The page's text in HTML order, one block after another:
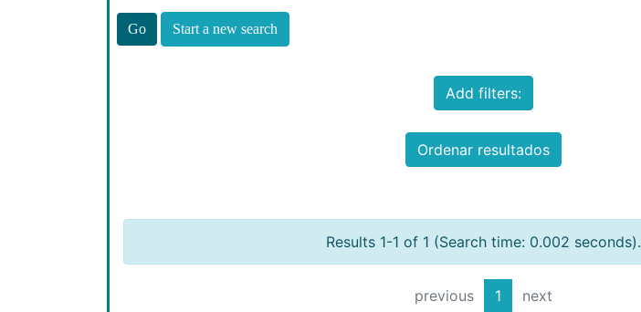
Start a new search
Add filters:
Ordenar resultados
Results 1-1 of 1 (Search time: 0.002 seconds).
previous 1 next